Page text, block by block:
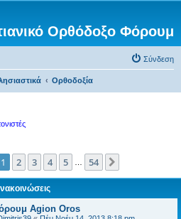
Ορθόδοξο Φόρουμ
Σύνδεση
Ορθοδοξία
από54
1 2 3 4 5 54
Agion Oros